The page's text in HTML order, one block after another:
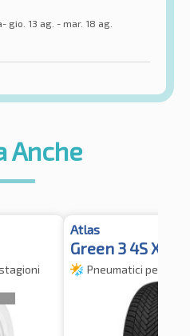
gio. 13 ag. - mar. 18 ag.
Anche
Atlas
Green 3 4S XL
Pneumatici per